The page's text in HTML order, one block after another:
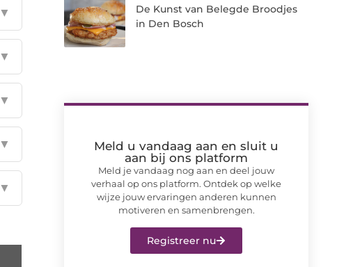
▼
▼
▼
▼
▼
De Kunst van Belegde Broodjes
in Den Bosch
Meld u vandaag aan en sluit u
aan bij ons platform
Meld je vandaag nog aan en deel jouw
verhaal op ons platform. Ontdek op welke
wijze jouw ervaringen anderen kunnen
motiveren en samenbrengen.
Registreer nu